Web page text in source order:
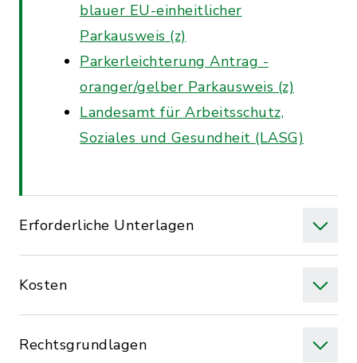
blauer EU-einheitlicher
Parkausweis (z)
Parkerleichterung Antrag -
oranger/gelber Parkausweis (z)
Landesamt für Arbeitsschutz,
Soziales und Gesundheit (LASG)
Erforderliche Unterlagen
Kosten
Rechtsgrundlagen